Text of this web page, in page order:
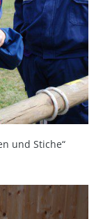
und Stiche“